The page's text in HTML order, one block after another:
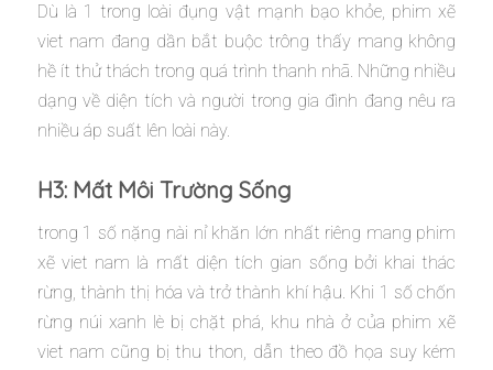
Dù là 1 trong loài đụng vật mạnh bạo khỏe, phim xẽ
viet nam đang dần bắt buộc trông thấy mang không
hề ít thử thách trong quá trình thanh nhã. Những nhiều
dạng về diện tích và người trong gia đình đang nêu ra
nhiều áp suất lên loài này.
H3: Mất Môi Trường Sống
trong 1 số nặng nài nỉ khăn lớn nhất riêng mang phim
xẽ viet nam là mất diện tích gian sống bởi khai thác
rừng, thành thị hóa và trở thành khí hậu. Khi 1 số chốn
rừng núi xanh lè bị chặt phá, khu nhà ở của phim xẽ
viet nam cũng bị thu thon, dẫn theo đồ họa suy kém